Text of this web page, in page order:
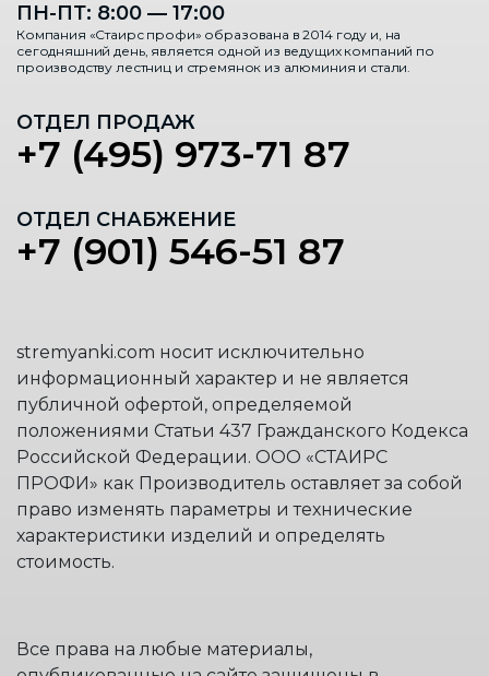
ПН-ПТ: 8:00 — 17:00
Компания «Стаирс профи» образована в 2014 году и, на
сегодняшний день, является одной из ведущих компаний по
производству лестниц и стремянок из алюминия и стали.
ОТДЕЛ ПРОДАЖ
+7 (495) 973-71 87
ОТДЕЛ СНАБЖЕНИЕ
+7 (901) 546-51 87
stremyanki.com носит исключительно
информационный характер и не является
публичной офертой, определяемой
положениями Статьи 437 Гражданского Кодекса
Российской Федерации. ООО «СТАИРС
ПРОФИ» как Производитель оставляет за собой
право изменять параметры и технические
характеристики изделий и определять
стоимость.
Все права на любые материалы,